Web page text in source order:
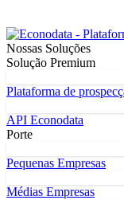
Nossas Soluções
Solução Premium
Plataforma de
API Econodata
Porte
Pequenas Empresas
Médias Empresas